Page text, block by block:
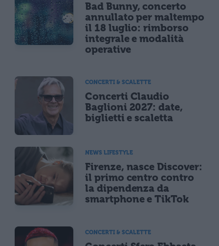
Bad Bunny, concerto
annullato per maltempo
il 18 luglio: rimborso
integrale e modalità
operative
CONCERTI & SCALETTE
Concerti Claudio
Baglioni 2027: date,
biglietti e scaletta
NEWS LIFESTYLE
Firenze, nasce Discover:
il primo centro contro
la dipendenza da
smartphone e TikTok
CONCERTI & SCALETTE